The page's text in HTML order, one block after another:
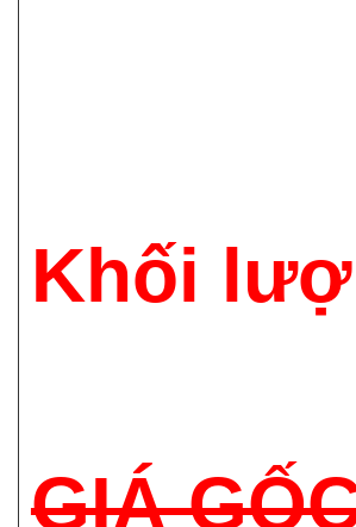
Khối
GIÁ